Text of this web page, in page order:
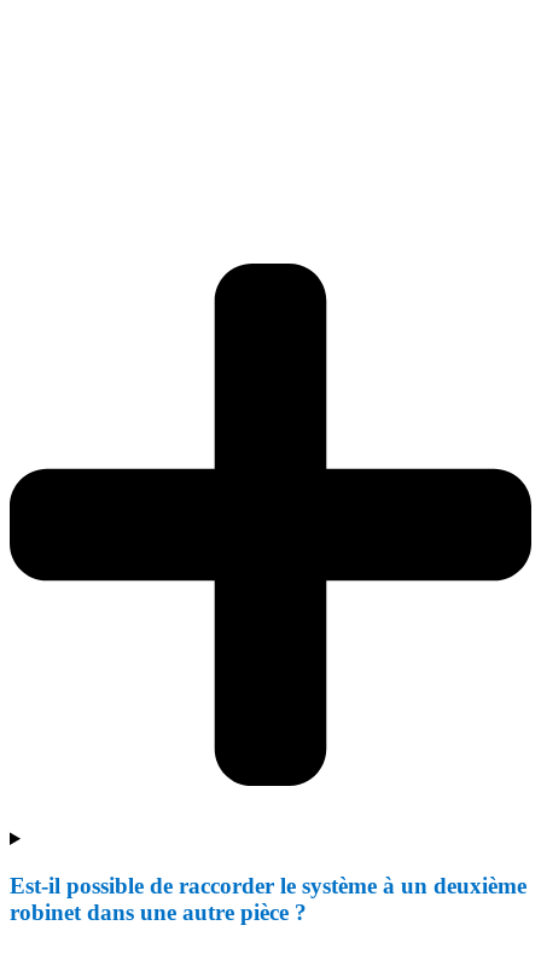
Est-il possible de raccorder le système à un deuxième
robinet dans une autre pièce ?